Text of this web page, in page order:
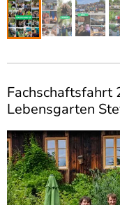
Fachschaftsfahrt
Lebensgarten